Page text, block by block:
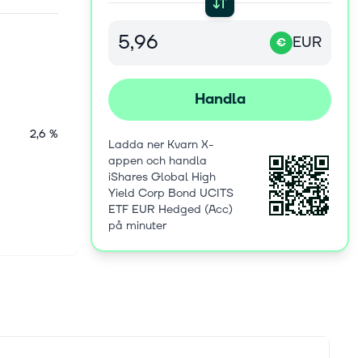
2,6 %
€ EUR
Handla
Ladda ner Kvarn X-
appen och handla
iShares Global High
Yield Corp Bond UCITS
ETF EUR Hedged (Acc)
på minuter